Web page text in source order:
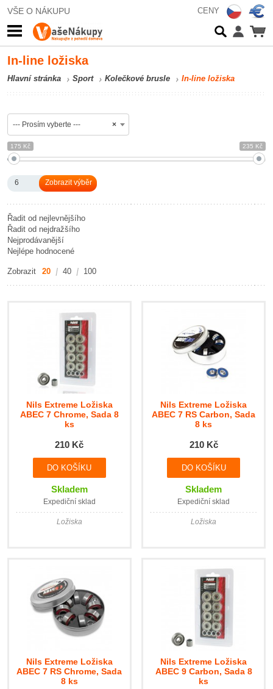
VŠE O NÁKUPU CENY
In-line ložiska
Hlavní stránka Sport Kolečkové brusle In-line ložiska
×
--- Prosím vyberte ---
175 Kč 235 Kč
6
Řadit od nejlevnějšího
Řadit od nejdražšího
Nejprodávanější
Nejlépe hodnocené
Zobrazit 20 40 100
Nils Extreme Ložiska
ABEC 7 Chrome, Sada 8
ks
210 Kč
Skladem
Expediční sklad
Ložiska
Nils Extreme Ložiska
ABEC 7 RS Carbon, Sada
8 ks
210 Kč
Skladem
Expediční sklad
Ložiska
Nils Extreme Ložiska
ABEC 7 RS Chrome, Sada
8 ks
Nils Extreme Ložiska
ABEC 9 Carbon, Sada 8
ks